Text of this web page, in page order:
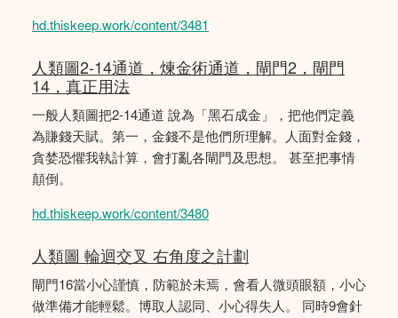
hd.thiskeep.work/content/3481
人類圖2-14通道，煉金術通道，閘門2，閘門
14，真正用法
一般人類圖把2-14通道 說為「黑石成金」，把他們定義
為賺錢天賦。第一，金錢不是他們所理解。人面對金錢，
貪婪恐懼我執計算，會打亂各閘門及思想。 甚至把事情
顛倒。
hd.thiskeep.work/content/3480
人類圖 輪迴交叉 右角度之計劃
閘門16當小心謹慎，防範於未焉，會看人微頭眼額，小心
做準備才能輕鬆。博取人認同、小心得失人。 同時9會針